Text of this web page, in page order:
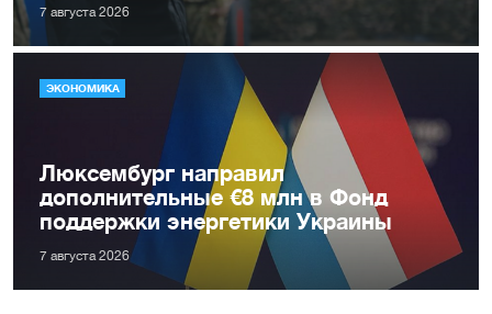
7 августа 2026
ЭКОНОМИКА
Люксембург направил
дополнительные €8 млн в Фонд
поддержки энергетики Украины
7 августа 2026